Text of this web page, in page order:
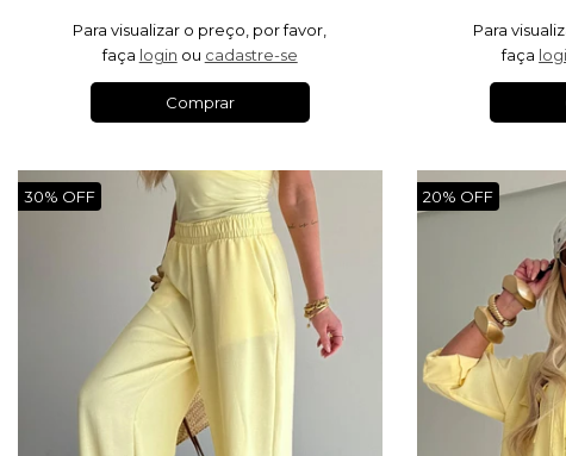
Para visualizar o preço, por favor,
faça login ou cadastre-se
Comprar
Para
faça
30% OFF 20% OFF